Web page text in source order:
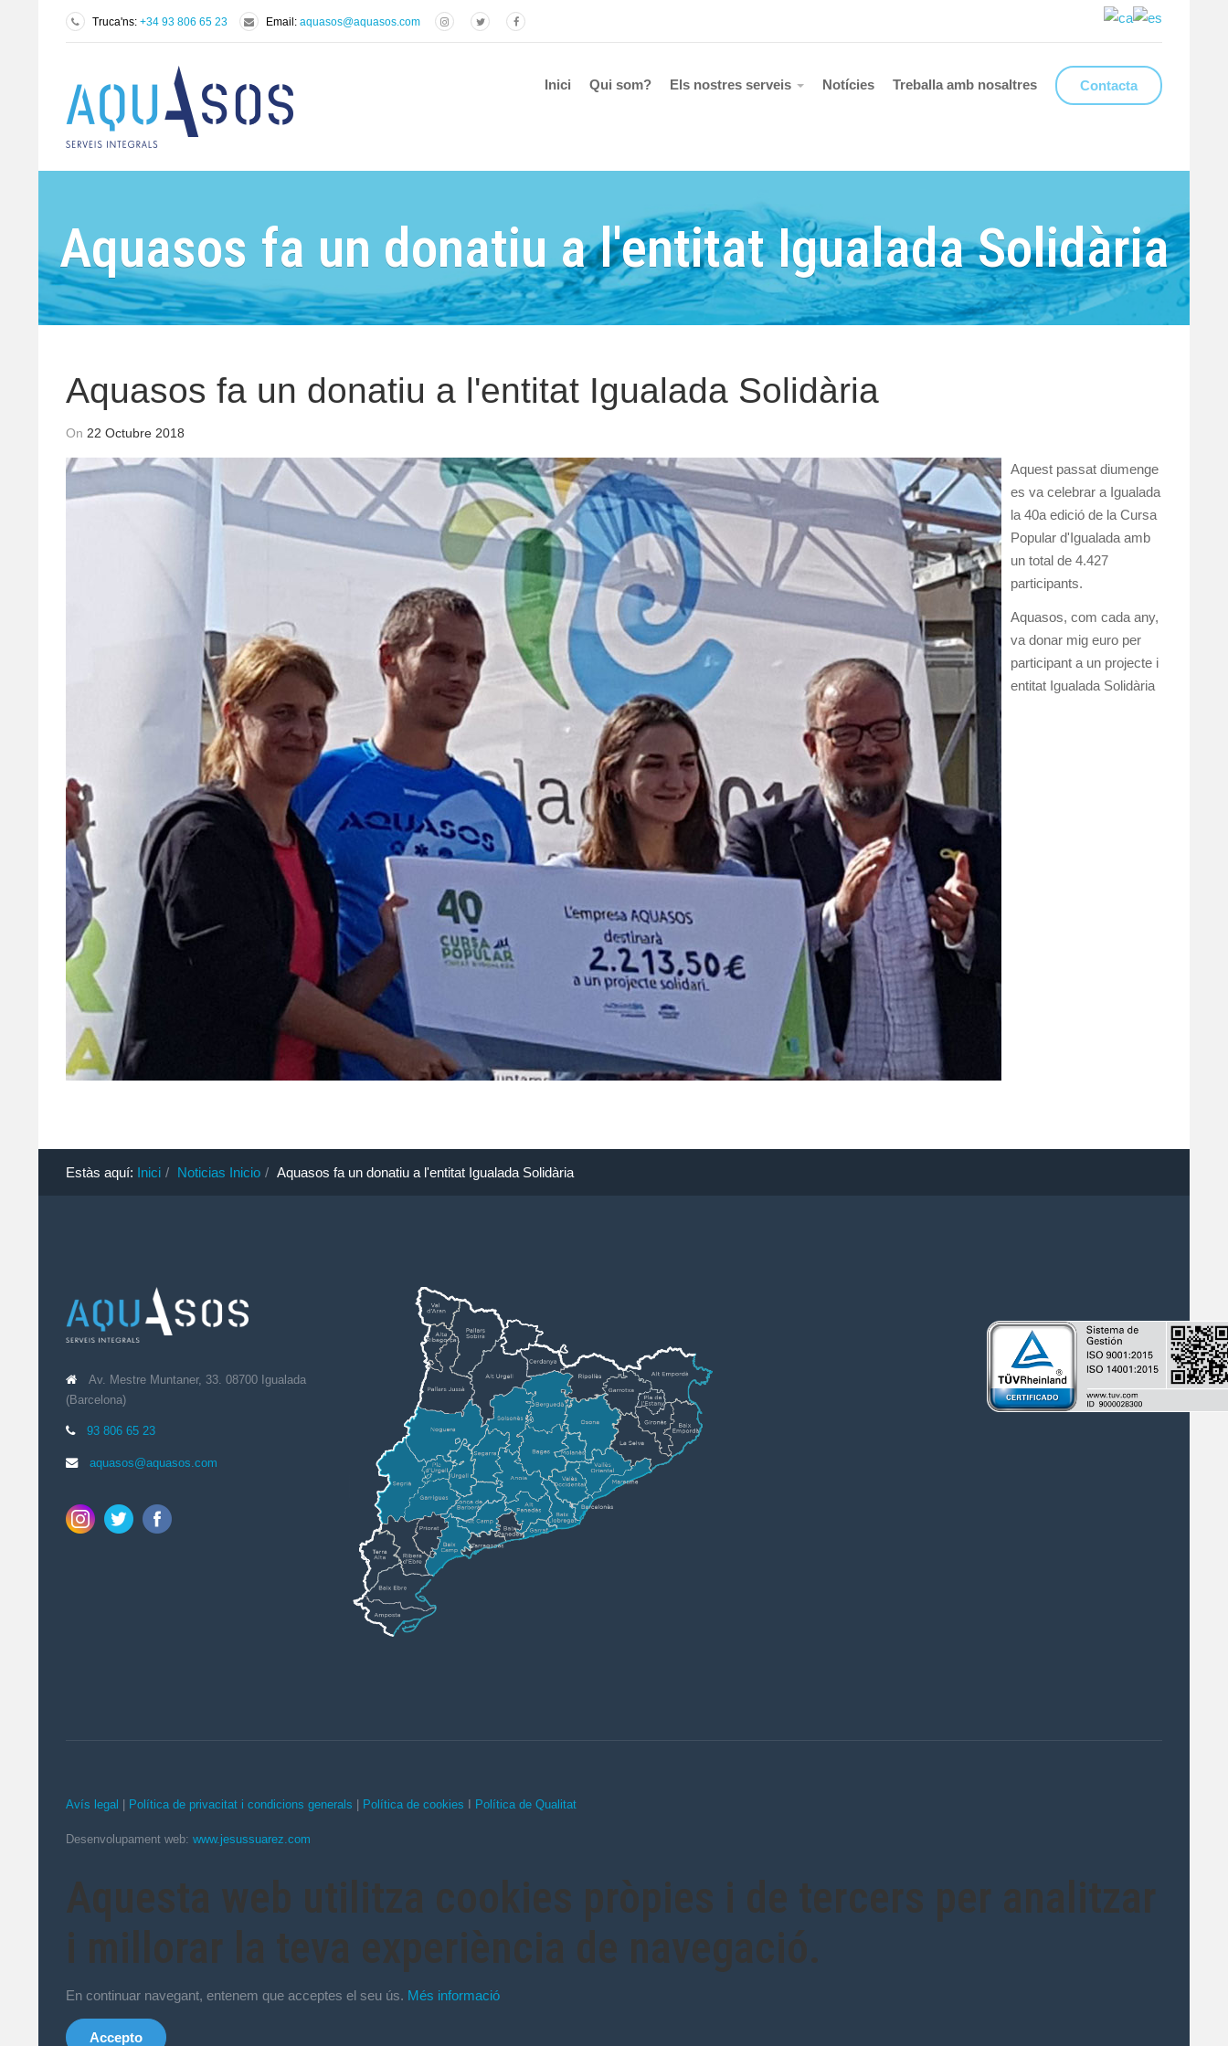
Truca'ns: +34 93 806 65 23 Email: aquasos@aquasos.com
Contacta
Inici Qui som? Els nostres serveis Notícies Treballa amb nosaltres
Aquasos fa un donatiu a l'entitat Igualada Solidària
Aquasos fa un donatiu a l'entitat Igualada Solidària
On 22 Octubre 2018
Aquest passat diumenge
es va celebrar a Igualada
la 40a edició de la Cursa
Popular d'Igualada amb
un total de 4.427
participants.
Aquasos, com cada any,
va donar mig euro per
participant a un projecte i
entitat Igualada Solidària
Estàs aquí: Inici Noticias Inicio Aquasos fa un donatiu a l'entitat Igualada Solidària
Av. Mestre Muntaner, 33. 08700 Igualada
(Barcelona)
93 806 65 23
aquasos@aquasos.com
Avís legal Política de privacitat i condicions generals Política de cookies Política de Qualitat
Desenvolupament web: www.jesussuarez.com
Aquesta web utilitza cookies pròpies i de tercers per analitzar
i millorar la teva experiència de navegació.
En continuar navegant, entenem que acceptes el seu ús. Més informació
Accepto